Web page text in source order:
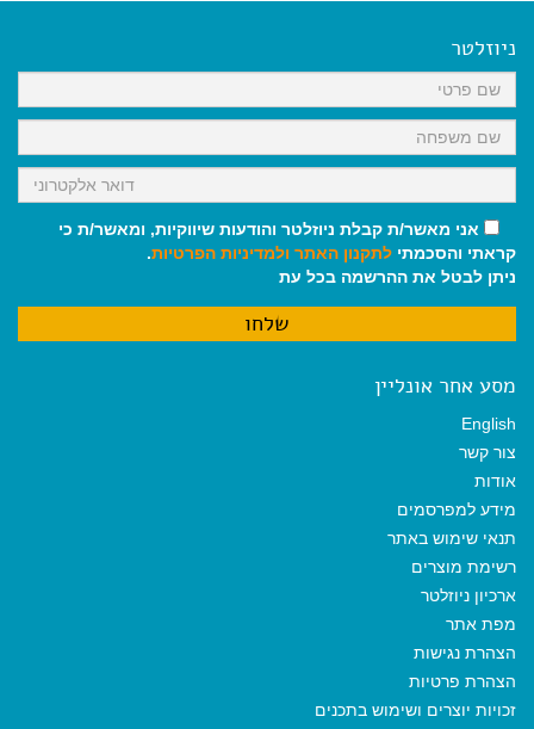
k
p
m
ניוזלטר
אני מאשר/ת קבלת ניוזלטר והודעות שיווקיות, ומאשר/ת כי
קראתי והסכמתי לתקנון האתר ולמדיניות הפרטיות.
ניתן לבטל את ההרשמה בכל עת
מסע אחר אונליין
English
צור קשר
אודות
מידע למפרסמים
תנאי שימוש באתר
רשימת מוצרים
ארכיון ניוזלטר
מפת אתר
הצהרת נגישות
הצהרת פרטיות
זכויות יוצרים ושימוש בתכנים